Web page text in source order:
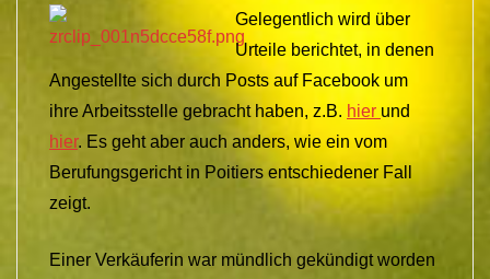
Gelegentlich wird über
Urteile berichtet, in denen
Angestellte sich durch Posts auf Facebook um
ihre Arbeitsstelle gebracht haben, z.B. hier und
hier. Es geht aber auch anders, wie ein vom
Berufungsgericht in Poitiers entschiedener Fall
zeigt.
Einer Verkäuferin war mündlich gekündigt worden